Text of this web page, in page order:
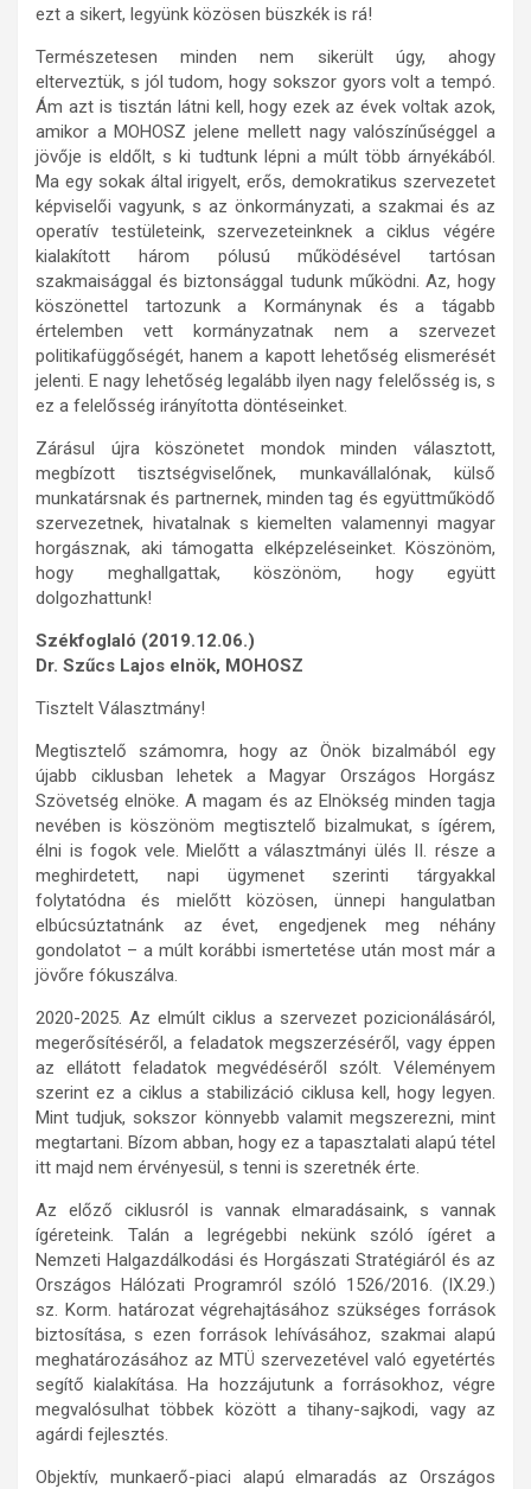
ezt a sikert, legyünk közösen büszkék is rá!
Természetesen minden nem sikerült úgy, ahogy
elterveztük, s jól tudom, hogy sokszor gyors volt a tempó.
Ám azt is tisztán látni kell, hogy ezek az évek voltak azok,
amikor a MOHOSZ jelene mellett nagy valószínűséggel a
jövője is eldőlt, s ki tudtunk lépni a múlt több árnyékából.
Ma egy sokak által irigyelt, erős, demokratikus szervezetet
képviselői vagyunk, s az önkormányzati, a szakmai és az
operatív testületeink, szervezeteinknek a ciklus végére
kialakított három pólusú működésével tartósan
szakmaisággal és biztonsággal tudunk működni. Az, hogy
köszönettel tartozunk a Kormánynak és a tágabb
értelemben vett kormányzatnak nem a szervezet
politikafüggőségét, hanem a kapott lehetőség elismerését
jelenti. E nagy lehetőség legalább ilyen nagy felelősség is, s
ez a felelősség irányította döntéseinket.
Zárásul újra köszönetet mondok minden választott,
megbízott tisztségviselőnek, munkavállalónak, külső
munkatársnak és partnernek, minden tag és együttműködő
szervezetnek, hivatalnak s kiemelten valamennyi magyar
horgásznak, aki támogatta elképzeléseinket. Köszönöm,
hogy meghallgattak, köszönöm, hogy együtt
dolgozhattunk!
Székfoglaló (2019.12.06.)
Dr. Szűcs Lajos elnök, MOHOSZ
Tisztelt Választmány!
Megtisztelő számomra, hogy az Önök bizalmából egy
újabb ciklusban lehetek a Magyar Országos Horgász
Szövetség elnöke. A magam és az Elnökség minden tagja
nevében is köszönöm megtisztelő bizalmukat, s ígérem,
élni is fogok vele. Mielőtt a választmányi ülés II. része a
meghirdetett, napi ügymenet szerinti tárgyakkal
folytatódna és mielőtt közösen, ünnepi hangulatban
elbúcsúztatnánk az évet, engedjenek meg néhány
gondolatot – a múlt korábbi ismertetése után most már a
jövőre fókuszálva.
2020-2025. Az elmúlt ciklus a szervezet pozicionálásáról,
megerősítéséről, a feladatok megszerzéséről, vagy éppen
az ellátott feladatok megvédéséről szólt. Véleményem
szerint ez a ciklus a stabilizáció ciklusa kell, hogy legyen.
Mint tudjuk, sokszor könnyebb valamit megszerezni, mint
megtartani. Bízom abban, hogy ez a tapasztalati alapú tétel
itt majd nem érvényesül, s tenni is szeretnék érte.
Az előző ciklusról is vannak elmaradásaink, s vannak
ígéreteink. Talán a legrégebbi nekünk szóló ígéret a
Nemzeti Halgazdálkodási és Horgászati Stratégiáról és az
Országos Hálózati Programról szóló 1526/2016. (IX.29.)
sz. Korm. határozat végrehajtásához szükséges források
biztosítása, s ezen források lehívásához, szakmai alapú
meghatározásához az MTÜ szervezetével való egyetértés
segítő kialakítása. Ha hozzájutunk a forrásokhoz, végre
megvalósulhat többek között a tihany-sajkodi, vagy az
agárdi fejlesztés.
Objektív, munkaerő-piaci alapú elmaradás az Országos